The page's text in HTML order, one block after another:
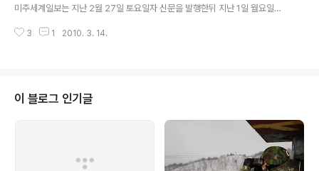
이게 바로 문선명 전용기 GLOBAL EXPRESS - 타임스
도 지난달 대통령 전용헬기 1대 도입 http://andocu..
미주세계일보는 지난 2월 27일 토요일자 신문을 발행한뒤 지난 1일 월요일부
사를 둔 미주세계일보는 지난 1982년 창간돼 1부에 75센트씩에 판매되는 한
사옥을 매각키로 했으며 서울로 부터의 지원이 모두 끊겼다'고 말했습니다 이
관계자는 '신문발행을 중단했지만 문화사업인 '스페이스 월드' 전시관 운영이
더 큰 문제이며 예정된 전시가 많아 백방으로 ..
3 1 2010. 3. 14.
이 블로그 인기글